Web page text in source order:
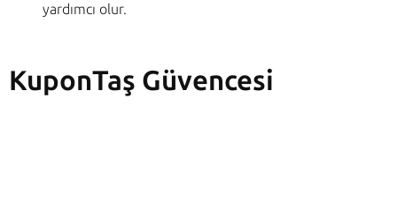
yardımcı olur.
KuponTaş Güvencesi